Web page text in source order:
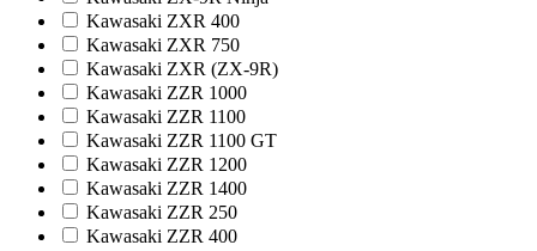
Kawasaki ZXR 400
Kawasaki ZXR 750
Kawasaki ZXR (ZX-9R)
Kawasaki ZZR 1000
Kawasaki ZZR 1100
Kawasaki ZZR 1100 GT
Kawasaki ZZR 1200
Kawasaki ZZR 1400
Kawasaki ZZR 250
Kawasaki ZZR 400